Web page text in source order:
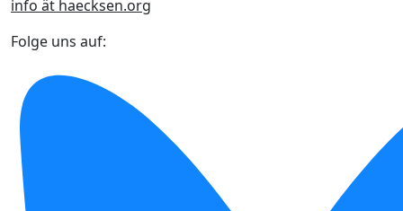
info ät haecksen.org
Folge uns auf: